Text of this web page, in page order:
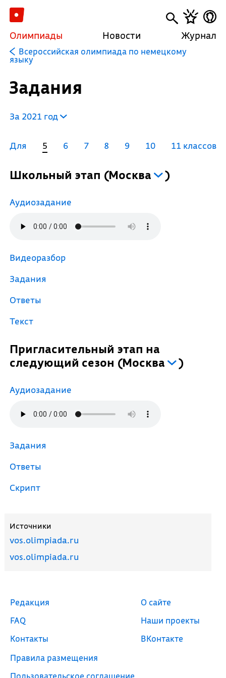
Олимпиады Новости Журнал
Всероссийская олимпиада по немецкому
языку
Задания
За 2021 год
Для 5 6 7 8 9 10 11 классов
Школьный этап (Москва )
Аудиозадание
Видеоразбор
Задания
Ответы
Текст
Пригласительный этап на
следующий сезон (Москва )
Аудиозадание
Задания
Ответы
Скрипт
Источники
vos.olimpiada.ru
vos.olimpiada.ru
Редакция
FAQ
Контакты
Правила размещения
Пользовательское соглашение
О сайте
Наши проекты
ВКонтакте